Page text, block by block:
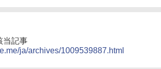
当記事
ja/archives/1009539887.html